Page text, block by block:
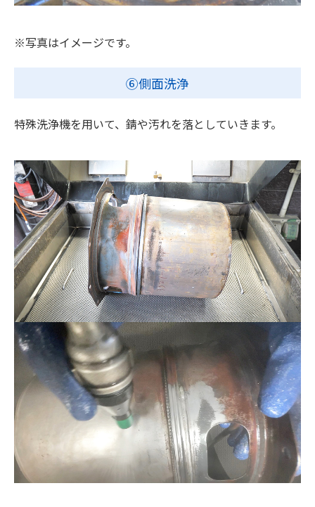
※写真はイメージです。
⑥側面洗浄
特殊洗浄機を用いて、錆や汚れを落としていきます。